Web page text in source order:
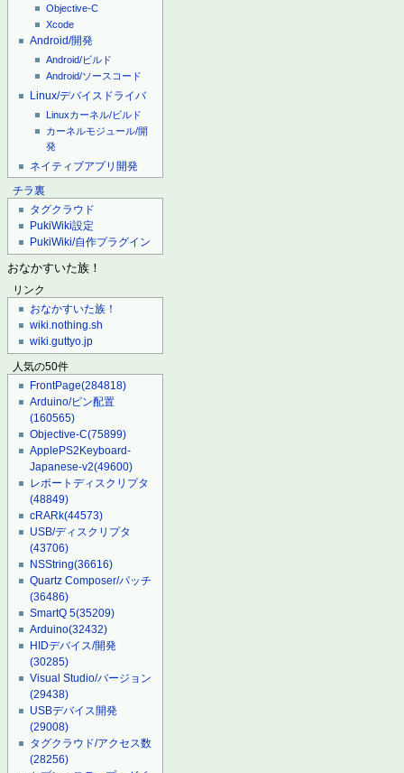
Objective-C
Xcode
Android/開発
Android/ビルド
Android/ソースコード
Linux/デバイスドライバ
Linuxカーネル/ビルド
カーネルモジュール/開
発
ネイティブアプリ開発
チラ裏
タグクラウド
PukiWiki設定
PukiWiki/自作プラグイン
おなかすいた族！
リンク
おなかすいた族！
wiki.nothing.sh
wiki.guttyo.jp
人気の50件
FrontPage(284818)
Arduino/ピン配置
(160565)
Objective-C(75899)
ApplePS2Keyboard-
Japanese-v2(49600)
レポートディスクリプタ
(48849)
cRARk(44573)
USB/ディスクリプタ
(43706)
NSString(36616)
Quartz Composer/パッチ
(36486)
SmartQ 5(35209)
Arduino(32432)
HIDデバイス/開発
(30285)
Visual Studio/バージョン
(29438)
USBデバイス開発
(29008)
タグクラウド/アクセス数
(28256)